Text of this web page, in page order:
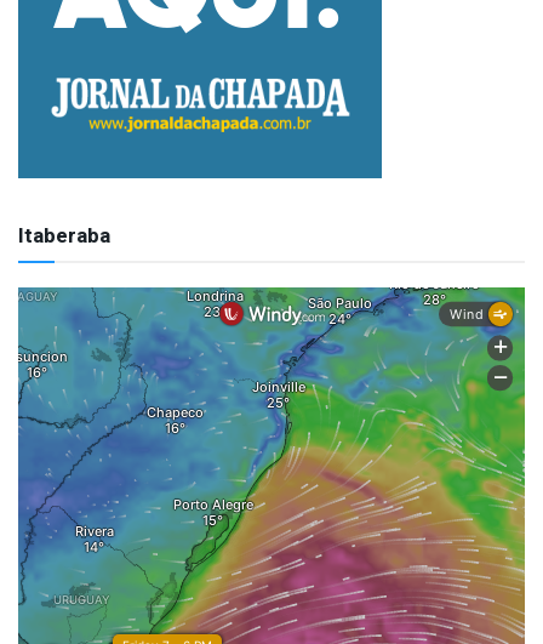
Itaberaba